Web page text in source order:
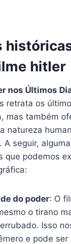
hitler
nos Últimos
retrata os
mas também
natureza
A seguir,
que podemos
do poder: O
o tirano
Isso
e pode